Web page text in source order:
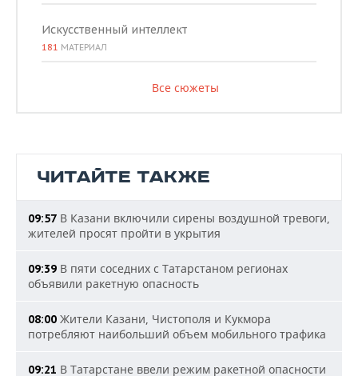
Искусственный интеллект
181 МАТЕРИАЛ
Все сюжеты
ЧИТАЙТЕ ТАКЖЕ
09:57 В Казани включили сирены воздушной тревоги,
жителей просят пройти в укрытия
09:39 В пяти соседних с Татарстаном регионах
объявили ракетную опасность
08:00 Жители Казани, Чистополя и Кукмора
потребляют наибольший объем мобильного трафика
09:21 В Татарстане ввели режим ракетной опасности